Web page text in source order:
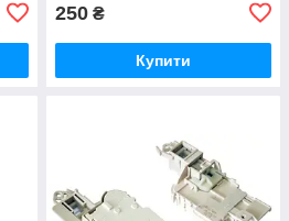
250 ₴
Купити